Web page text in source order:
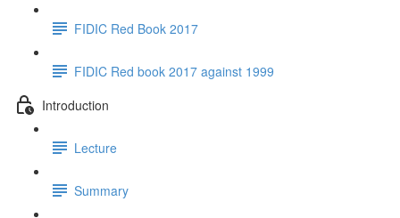
FIDIC Red Book 2017
FIDIC Red book 2017 against 1999
Introduction
Lecture
Summary